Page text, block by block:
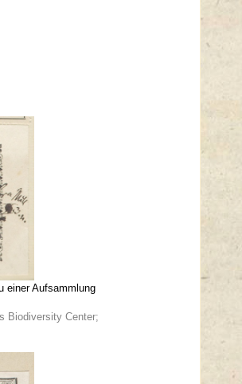
einer Aufsammlung
Biodiversity Center;